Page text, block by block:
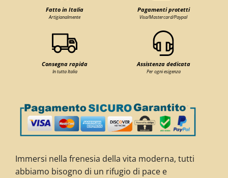
Fatto in Italia
Artigianalmente
Pagamenti protetti
Visa/Mastercard/Paypal
Consegna rapida
In tutta Italia
Assistenza dedicata
Per ogni esigenza
Immersi nella frenesia della vita moderna, tutti
abbiamo bisogno di un rifugio di pace e